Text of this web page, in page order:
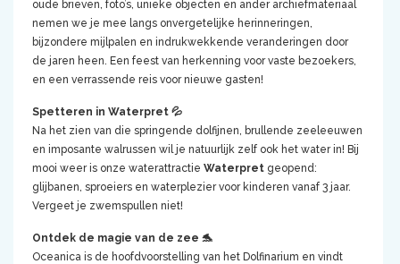
oude brieven, foto’s, unieke objecten en ander archiefmateriaal
nemen we je mee langs onvergetelijke herinneringen,
bijzondere mijlpalen en indrukwekkende veranderingen door
de jaren heen. Een feest van herkenning voor vaste bezoekers,
en een verrassende reis voor nieuwe gasten!
Spetteren in Waterpret 💦
Na het zien van die springende dolfijnen, brullende zeeleeuwen
en imposante walrussen wil je natuurlijk zelf ook het water in! Bij
mooi weer is onze waterattractie Waterpretgeopend:
glijbanen, sproeiers en waterplezier voor kinderen vanaf 3 jaar.
Vergeet je zwemspullen niet!
Ontdek de magie van de zee 🐬
Oceanica is de hoofdvoorstelling van het Dolfinarium en vindt